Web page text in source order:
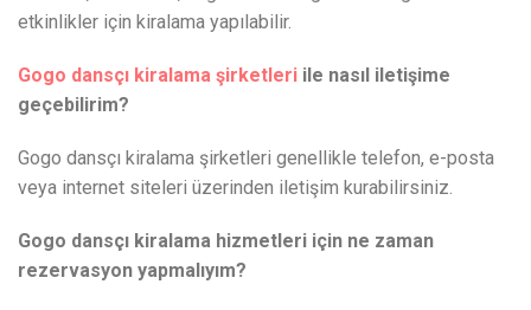
etkinlikler için kiralama yapılabilir.
Gogo dansçı kiralama şirketleri ile nasıl iletişime
geçebilirim?
Gogo dansçı kiralama şirketleri genellikle telefon, e-posta
veya internet siteleri üzerinden iletişim kurabilirsiniz.
Gogo dansçı kiralama hizmetleri için ne zaman
rezervasyon yapmalıyım?